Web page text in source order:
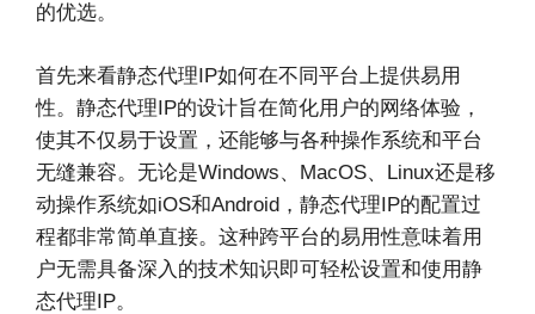
的优选。
首先来看静态代理IP如何在不同平台上提供易用
性。静态代理IP的设计旨在简化用户的网络体验，
使其不仅易于设置，还能够与各种操作系统和平台
无缝兼容。无论是Windows、MacOS、Linux还是移
动操作系统如iOS和Android，静态代理IP的配置过
程都非常简单直接。这种跨平台的易用性意味着用
户无需具备深入的技术知识即可轻松设置和使用静
态代理IP。